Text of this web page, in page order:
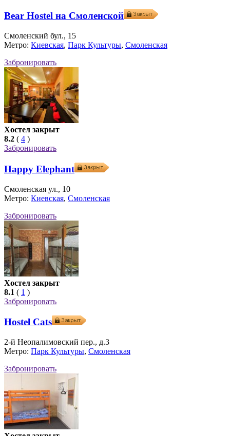
Bear Hostel на Смоленской
Смоленский бул., 15
Метро: Киевская, Парк Культуры, Смоленская
Забронировать
Хостел закрыт
8.2 ( 4 )
Забронировать
Happy Elephant
Смоленская ул., 10
Метро: Киевская, Смоленская
Забронировать
Хостел закрыт
8.1 ( 1 )
Забронировать
Hostel Cats
2-й Неопалимовский пер., д.3
Метро: Парк Культуры, Смоленская
Забронировать